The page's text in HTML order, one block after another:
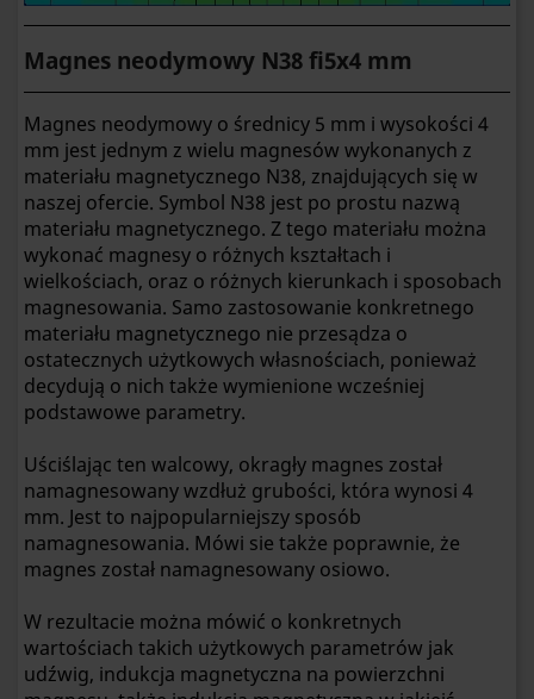
Magnes neodymowy N38 fi5x4 mm
Magnes neodymowy o średnicy 5 mm i wysokości 4
mm jest jednym z wielu magnesów wykonanych z
materiału magnetycznego N38, znajdujących się w
naszej ofercie. Symbol N38 jest po prostu nazwą
materiału magnetycznego. Z tego materiału można
wykonać magnesy o różnych kształtach i
wielkościach, oraz o różnych kierunkach i sposobach
magnesowania. Samo zastosowanie konkretnego
materiału magnetycznego nie przesądza o
ostatecznych użytkowych własnościach, ponieważ
decydują o nich także wymienione wcześniej
podstawowe parametry.
Uściślając ten walcowy, okragły magnes został
namagnesowany wzdłuż grubości, która wynosi 4
mm. Jest to najpopularniejszy sposób
namagnesowania. Mówi sie także poprawnie, że
magnes został namagnesowany osiowo.
W rezultacie można mówić o konkretnych
wartościach takich użytkowych parametrów jak
udźwig, indukcja magnetyczna na powierzchni